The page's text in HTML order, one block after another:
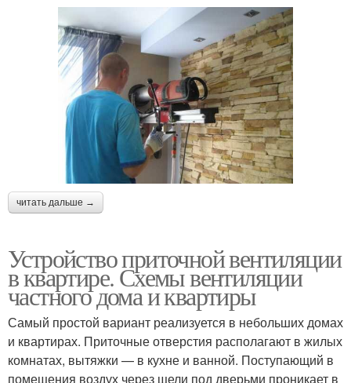
читать дальше →
Устройство приточной вентиляции
в квартире. Схемы вентиляции
частного дома и квартиры
Самый простой вариант реализуется в небольших домах
и квартирах. Приточные отверстия располагают в жилых
комнатах, вытяжки — в кухне и ванной. Поступающий в
помещения воздух через щели под дверьми проникает в